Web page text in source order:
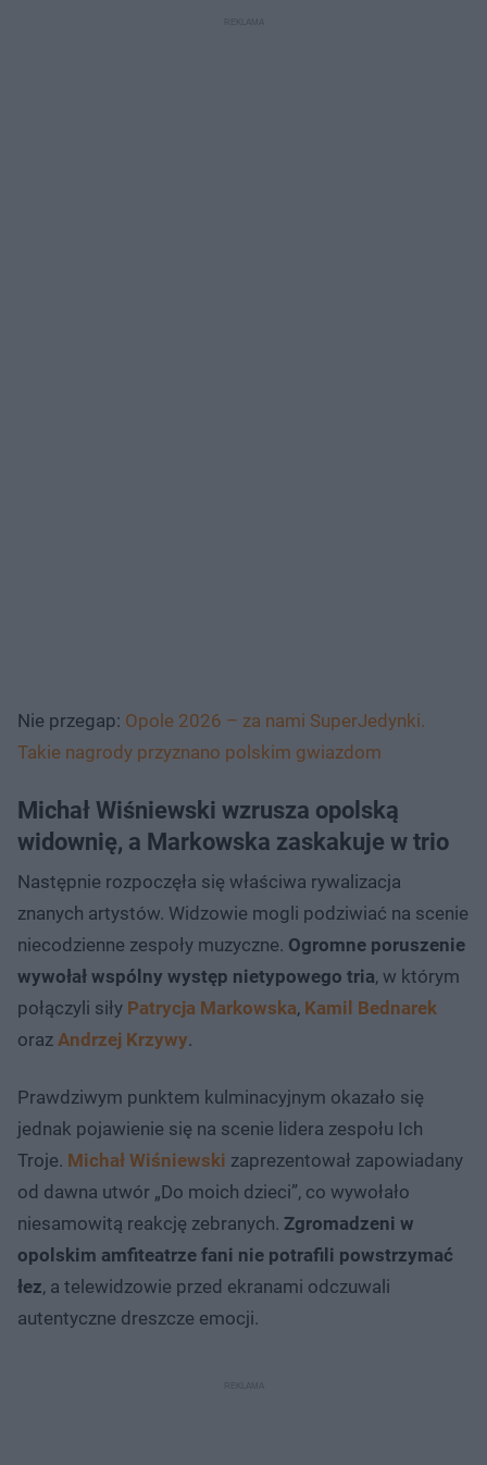
Nie przegap: Opole 2026 – za nami SuperJedynki.
Takie nagrody przyznano polskim gwiazdom
Michał Wiśniewski wzrusza opolską
widownię, a Markowska zaskakuje w trio
Następnie rozpoczęła się właściwa rywalizacja
znanych artystów. Widzowie mogli podziwiać na scenie
niecodzienne zespoły muzyczne. Ogromne poruszenie
wywołał wspólny występ nietypowego tria, w którym
połączyli siły Patrycja Markowska, Kamil Bednarek
oraz Andrzej Krzywy.
Prawdziwym punktem kulminacyjnym okazało się
jednak pojawienie się na scenie lidera zespołu Ich
Troje. Michał Wiśniewski zaprezentował zapowiadany
od dawna utwór „Do moich dzieci”, co wywołało
niesamowitą reakcję zebranych. Zgromadzeni w
opolskim amfiteatrze fani nie potrafili powstrzymać
łez, a telewidzowie przed ekranami odczuwali
autentyczne dreszcze emocji.